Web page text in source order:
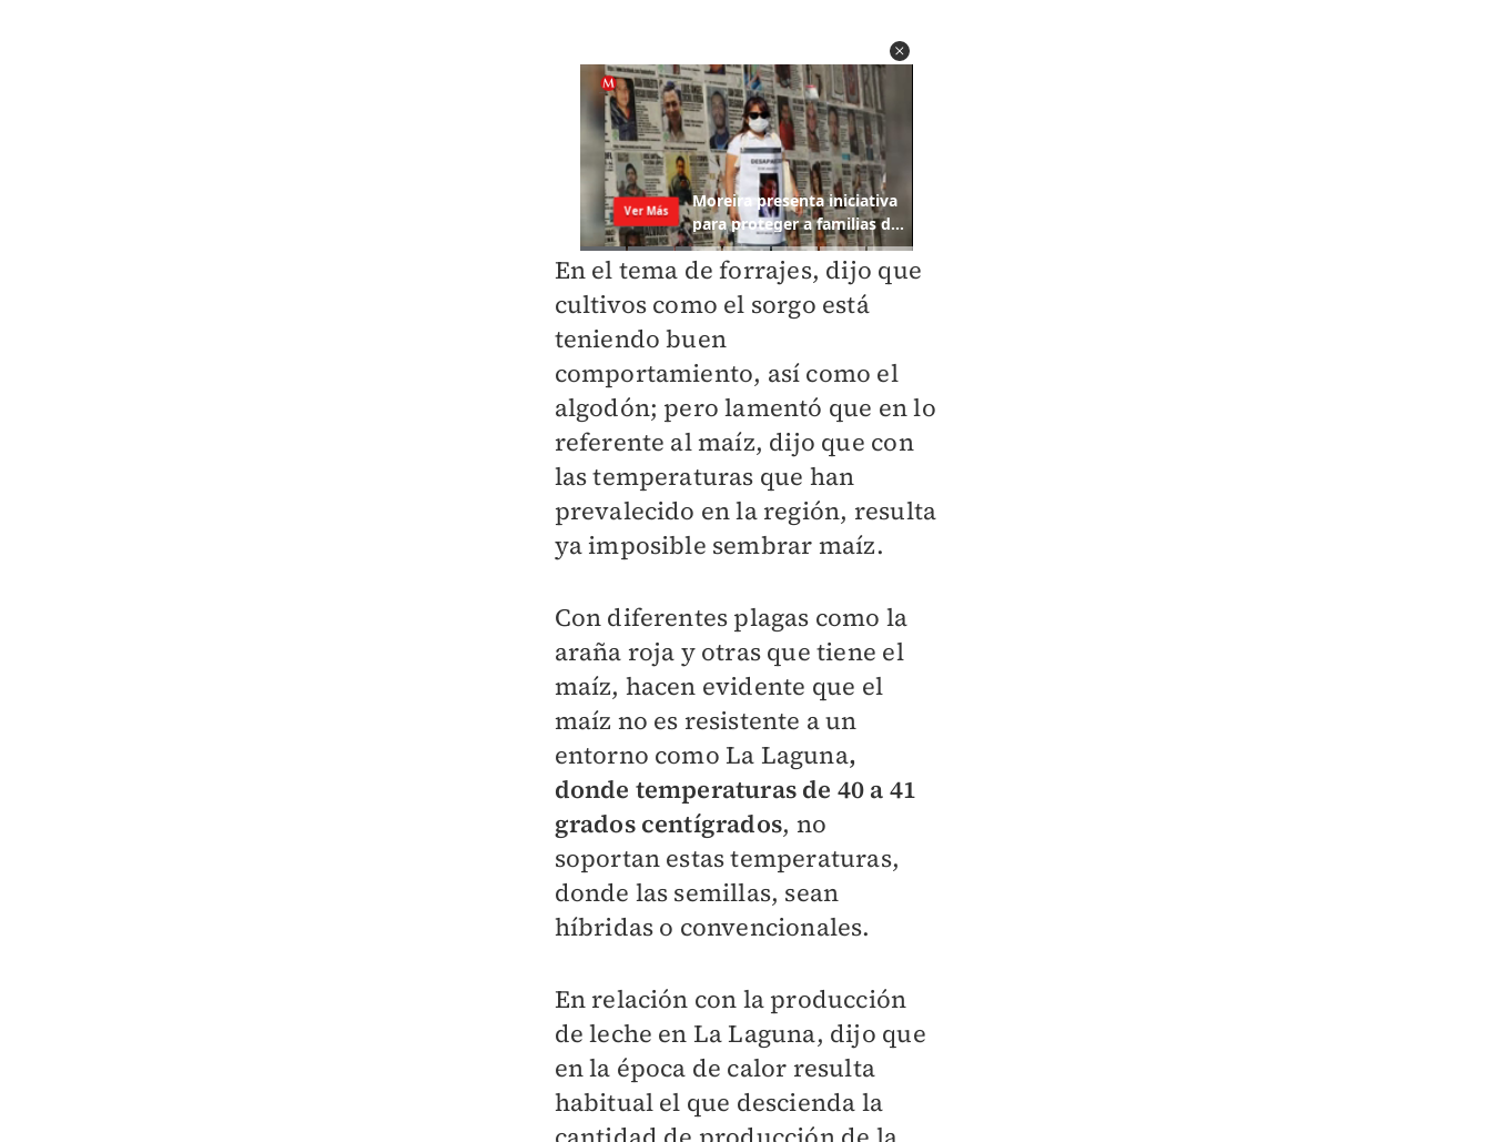
En el tema de forrajes, dijo que
cultivos como el sorgo está
teniendo buen
comportamiento, así como el
algodón; pero lamentó que en lo
referente al maíz, dijo que con
las temperaturas que han
prevalecido en la región, resulta
ya imposible sembrar maíz.
Con diferentes plagas como la
araña roja y otras que tiene el
maíz, hacen evidente que el
maíz no es resistente a un
entorno como La Laguna,
donde temperaturas de 40 a 41
grados centígrados, no
soportan estas temperaturas,
donde las semillas, sean
híbridas o convencionales.
En relación con la producción
de leche en La Laguna, dijo que
en la época de calor resulta
habitual el que descienda la